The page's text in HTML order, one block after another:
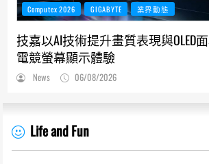
Computex 2026 GIGABYTE 業界動態
技嘉以AI技術提升畫質表現與OLED
電競螢幕顯示體驗
News 06/08/2026
Life and Fun